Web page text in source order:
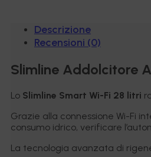
Descrizione
Recensioni (0)
Slimline Addolcitore
Lo Slimline Smart Wi-Fi 28 litri
Grazie alla connessione Wi-Fi
consumo idrico, verificare
La tecnologia avanzata di